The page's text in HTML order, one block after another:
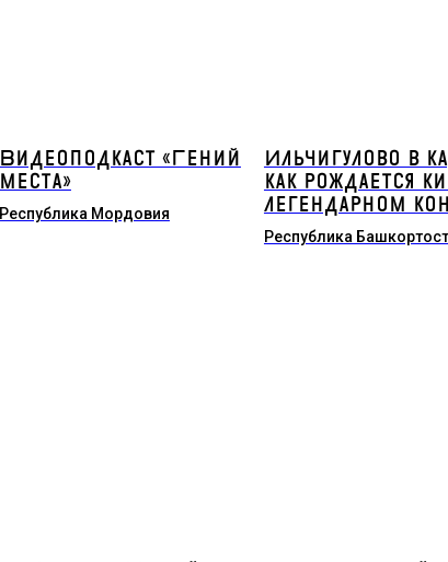
Видеоподкаст «Гений
места»
Республика Мордовия
Ильчигулово в
как рождается
легендарном
Республика